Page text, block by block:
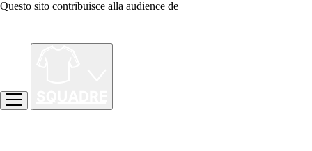
Questo sito contribuisce alla audience de